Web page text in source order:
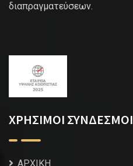
διαπραγματεύσεων.
ΧΡΗΣΙΜΟΙ ΣΥΝΔΕΣΜΟΙ
ΑΡΧΙΚΗ